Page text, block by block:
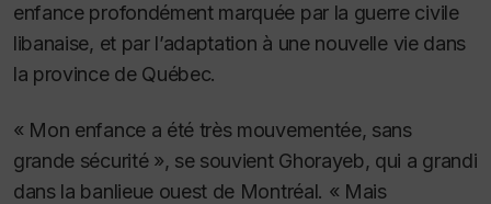
enfance profondément marquée par la guerre civile
libanaise, et par l’adaptation à une nouvelle vie dans
la province de Québec.
« Mon enfance a été très mouvementée, sans
grande sécurité », se souvient Ghorayeb, qui a grandi
dans la banlieue ouest de Montréal. « Mais